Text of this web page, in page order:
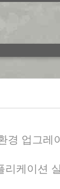
경 업그레
리케이션